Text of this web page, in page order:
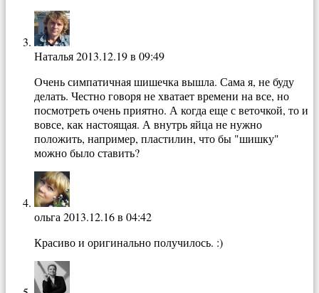
Наталья2013.12.19 в 09:49
Очень симпатичная шишечка вышла. Сама я, не буду
делать. Честно говоря не хватает времени на все, но
посмотреть очень приятно. А когда еще с веточкой, то и
вовсе, как настоящая. А внутрь яйца не нужно
положить, например, пластилин, что бы "шишку"
можно было ставить?
ольга 2013.12.16 в 04:42
Красиво и оригинально получилось. :)